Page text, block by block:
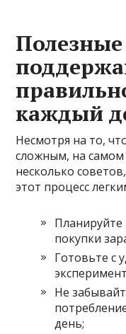
каждый
Несмотря на то,
сложным, на самом
несколько
этот процесс
покупки
Готовьте с
Не
день;